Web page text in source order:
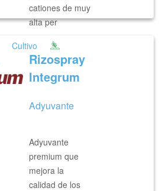
cationes de muy
alta per
VER MÁS
Rizospray
Integrum
Adyuvante
Adyuvante
premium que
mejora la
calidad de los
Cultivo